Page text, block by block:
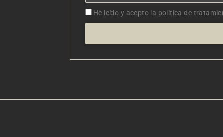
Aceptacion
He leído y acepto la política de